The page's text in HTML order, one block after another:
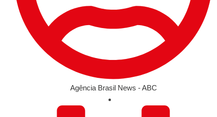
Agência Brasil News - ABC